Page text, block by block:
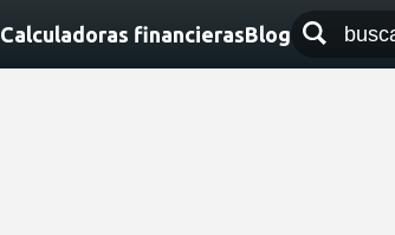
Calculadoras financierasBlog